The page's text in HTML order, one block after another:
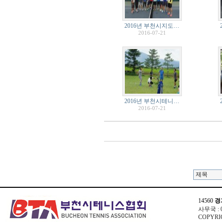
2016년 부천시지도…
2016-07-21
2016년 부천시테니…
2016-07-21
14560 경
사무국 :